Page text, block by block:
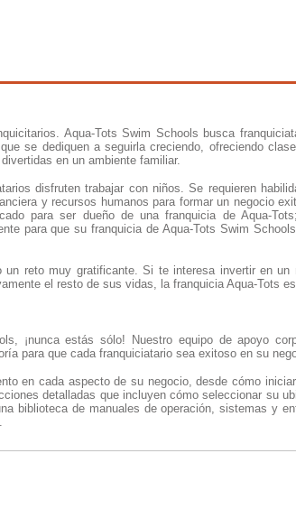
Aqua-Tots Swim Schools busca
se dediquen a seguirla creciendo, ofreciendo
en un ambiente familiar.
disfruten trabajar con niños. Se requieren
y recursos humanos para formar un negocio
para ser dueño de una franquicia de Aqua-
para que su franquicia de Aqua-Tots Swim
reto muy gratificante. Si te interesa invertir en
el resto de sus vidas, la franquicia Aqua-Tots
¡nunca estás sólo! Nuestro equipo de apoyo
para que cada franquiciatario sea exitoso en su
en cada aspecto de su negocio, desde cómo
detalladas que incluyen cómo seleccionar su
biblioteca de manuales de operación, sistemas y